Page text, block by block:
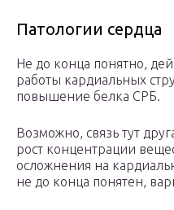
Патологии сердца
Не до конца понятно,
работы кардиальных
повышение белка СРБ.
Возможно, связь тут
рост концентрации
осложнения на
не до конца понятен,